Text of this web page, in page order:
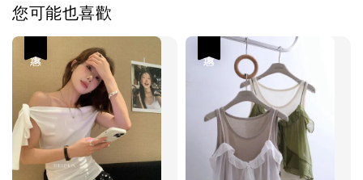
您可能也喜歡